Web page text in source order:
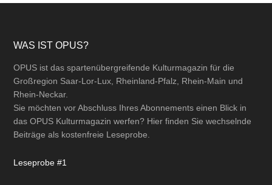
Footer
WAS IST OPUS?
OPUS ist das spartenübergreifende Kulturmagazin für die
Großregion Saar-Lor-Lux, Rheinland-Pfalz, Rhein-Main und
Rhein-Neckar.
Sie möchten vor Abschluss Ihres Abonnements einen Blick in
das OPUS Kulturmagazin werfen? Hier finden Sie wechselnde
Beiträge als kostenfreie Leseprobe.
Leseprobe #1